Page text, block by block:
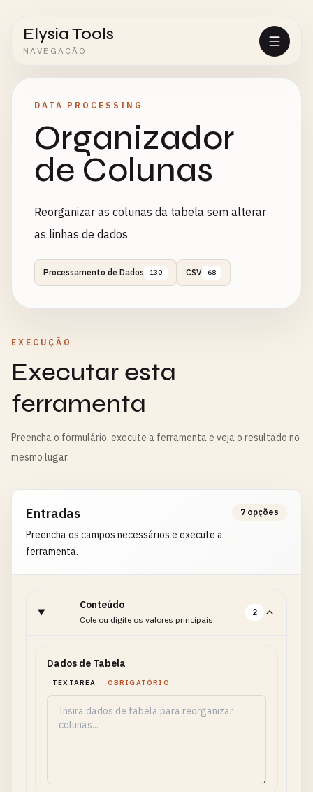
Elysia Tools
NAVEGAÇÃO
DATA PROCESSING
Organizador
de Colunas
Reorganizar as colunas da tabela sem alterar
as linhas de dados
Processamento de Dados 130 CSV 68
EXECUÇÃO
Executar esta
ferramenta
Preencha o formulário, execute a ferramenta e veja o resultado no
mesmo lugar.
Entradas
Preencha os campos necessários e execute a
ferramenta.
7 opções
Conteúdo
Cole ou digite os valores principais.
2
Dados de Tabela
TEXTAREA OBRIGATÓRIO